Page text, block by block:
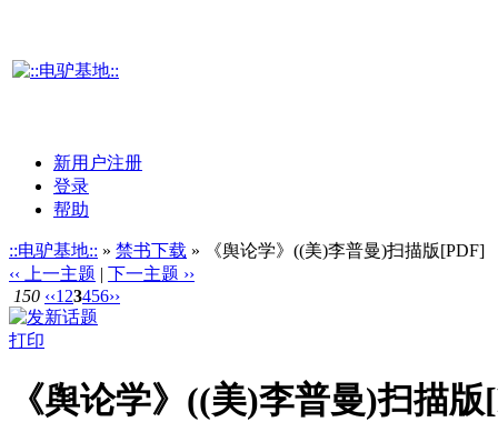
新用户注册
登录
帮助
::电驴基地:: » 禁书下载 » 《舆论学》((美)李普曼)扫描版[PDF]
‹‹ 上一主题 | 下一主题 ››
150 ‹‹1 23456››
打印
《舆论学》((美)李普曼)扫描